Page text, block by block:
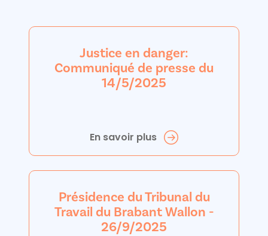
Justice en danger:
Communiqué de presse du
14/5/2025
En savoir plus
Présidence du Tribunal du
Travail du Brabant Wallon -
26/9/2025